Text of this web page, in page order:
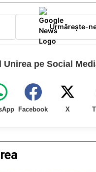
Urmărește-
Unirea pe Social
Facebook X